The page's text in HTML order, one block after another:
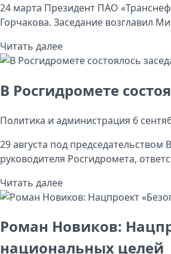
24 марта Президент ПАО
Горчакова. Заседание возглавил
Читать далее
В Росгидромете
Политика и администрация 6
29 августа под
руководителя Росгидромета,
Читать далее
Роман Новиков:
национальных целей